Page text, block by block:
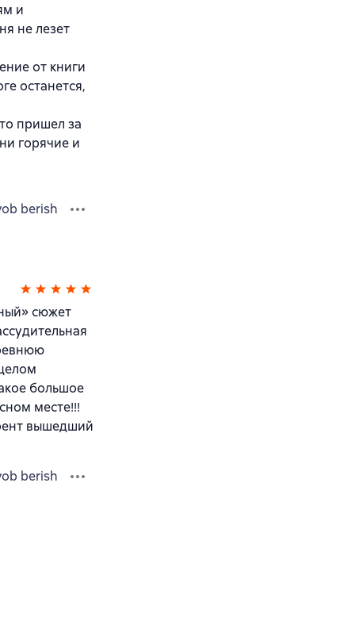
и
не лезет
от книги
останется,
пришел за
горячие и
berish
сюжет
большое
месте!!!
вышедший
berish